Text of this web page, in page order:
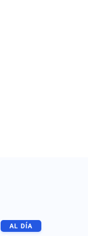
AL DÍA